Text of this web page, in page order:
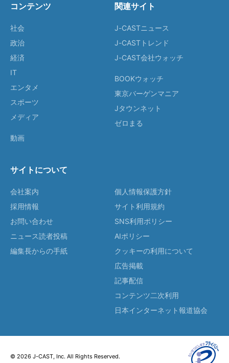
コンテンツ
社会
政治
経済
IT
エンタメ
スポーツ
メディア
動画
関連サイト
J-CASTニュース
J-CASTトレンド
J-CAST会社ウォッチ
BOOKウォッチ
東京バーゲンマニア
Jタウンネット
ゼロまる
サイトについて
会社案内
採用情報
お問い合わせ
ニュース読者投稿
編集長からの手紙
個人情報保護方針
サイト利用規約
SNS利用ポリシー
AIポリシー
クッキーの利用について
広告掲載
記事配信
コンテンツ二次利用
日本インターネット報道協会
© 2026 J-CAST, Inc. All Rights Reserved.